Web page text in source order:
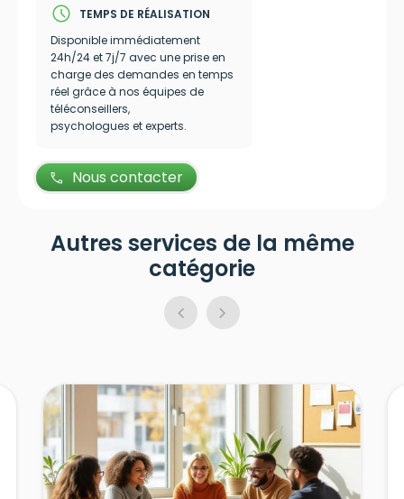
schedule
TEMPS DE RÉALISATION
Disponible immédiatement
24h/24 et 7j/7 avec une prise en
charge des demandes en temps
réel grâce à nos équipes de
téléconseillers,
psychologues et experts.
call Nous contacter
Autres services de la même
catégorie
chevron_left chevron_right